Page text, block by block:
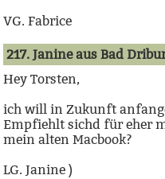
VG. Fabrice
217. Janine aus Bad
Hey Torsten,
ich will in Zukunft
Empfiehlt sichd für eher
mein alten Macbook?
LG. Janine )